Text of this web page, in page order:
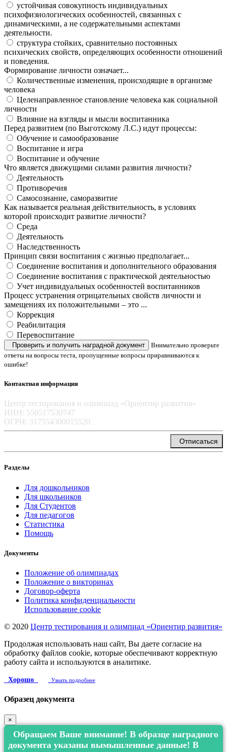
устойчивая совокупность индивидуальных
психофизиологических особенностей, связанных с
динамическими, а не содержательными аспектами
деятельности.
структура стойких, сравнительно постоянных
психических свойств, определяющих особенности отношений
и поведения.
Формирование личности означает...
Количественные изменения, происходящие в организме
человека
Целенаправленное становление человека как социальной
личности
Влияние на взгляды и мысли воспитанника
Перед развитием (по Выготскому Л.С.) идут процессы:
Обучение и самообразование
Воспитание и игра
Воспитание и обучение
Что является движущими силами развития личности?
Деятельность
Противоречия
Самосознание, саморазвитие
Как называется реальная действительность, в условиях
которой происходит развитие личности?
Среда
Деятельность
Наследственность
Принцип связи воспитания с жизнью предполагает...
Соединение воспитания и дополнительного образования
Соединение воспитания с практической деятельностью
Учет индивидуальных особенностей воспитанников
Процесс устранения отрицательных свойств личности и
замещениях их положительными – это ...
Коррекция
Реабилитация
Перевоспитание
Проверить и получить наградной документ
Внимательно проверьте
ответы на вопросы теста, пропущенные вопросы приравниваются к
ошибке!
Контактная информация
Центр тестирования и олимпиад «Ориентир развития»
ИНН: 550517530747
ОГРН: 317554300015520
Отписаться
Разделы
Для дошкольников
Для школьников
Для Студентов
Для педагогов
Статистика
Помощь
Документы
Положение об олимпиадах
Положение о викторинах
Договор-оферта
Политика конфиденциальности
Использование cookie
© 2020 Центр тестирования и олимпиад «Ориентир развития»
Продолжая использовать наш сайт, Вы даете согласие на
обработку файлов cookie, которые обеспечивают корректную
работу сайта и используются в аналитике.
Хорошо Узнать подробнее
Образец документа
×
Обращаем Ваше внимание! В образце наградного
документа указаны вымышленные данные! В